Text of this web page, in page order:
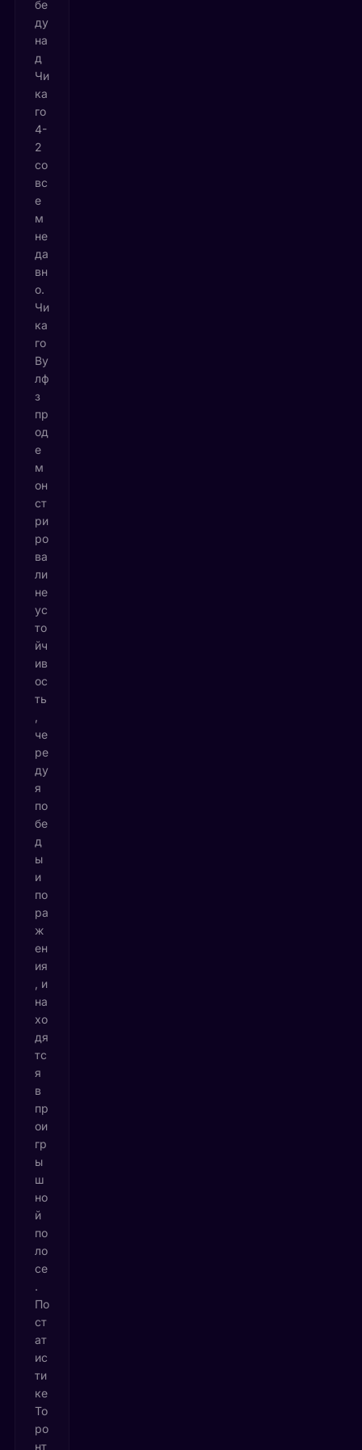
бе
ду
на
д
Чи
ка
го
4-
2
со
вс
е
м
не
да
вн
о.
Чи
ка
го
Ву
лф
з
пр
од
е
м
он
ст
ри
ро
ва
ли
не
ус
то
йч
ив
ос
ть
че
ре
ду
я
по
бе
д
ы
и
по
ра
ж
ен
ия
, и
на
хо
дя
тс
я
в
пр
ои
гр
ы
ш
но
й
по
ло
се
.
По
ст
ат
ис
ти
ке
То
ро
нт